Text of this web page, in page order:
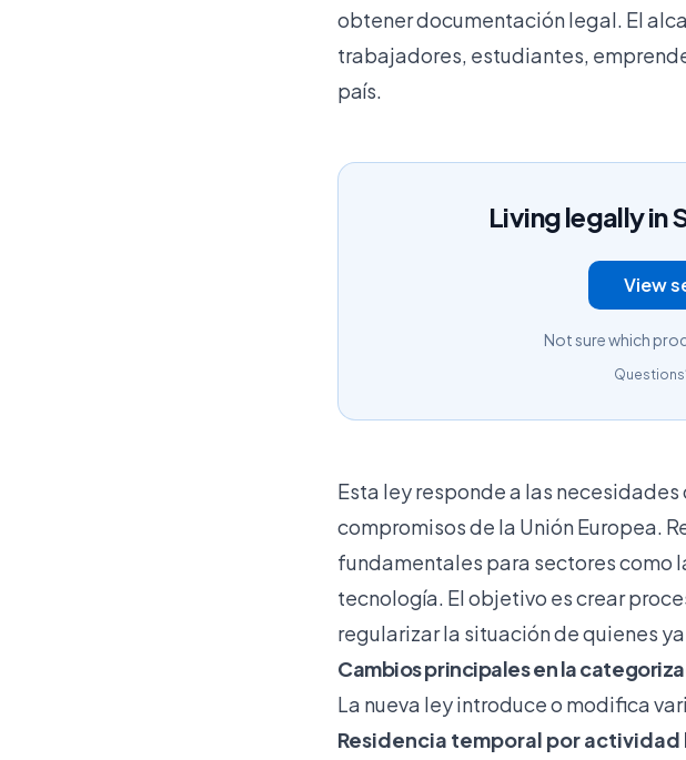
obtener documentación legal. El
trabajadores, estudiantes,
país.
Living legally in
View
Not sure which
Esta ley responde a las
compromisos de la Unión Europea.
fundamentales para sectores como
tecnología. El objetivo es crear
regularizar la situación de quienes
Cambios principales en la
La nueva ley introduce o modifica
Residencia temporal por actividad